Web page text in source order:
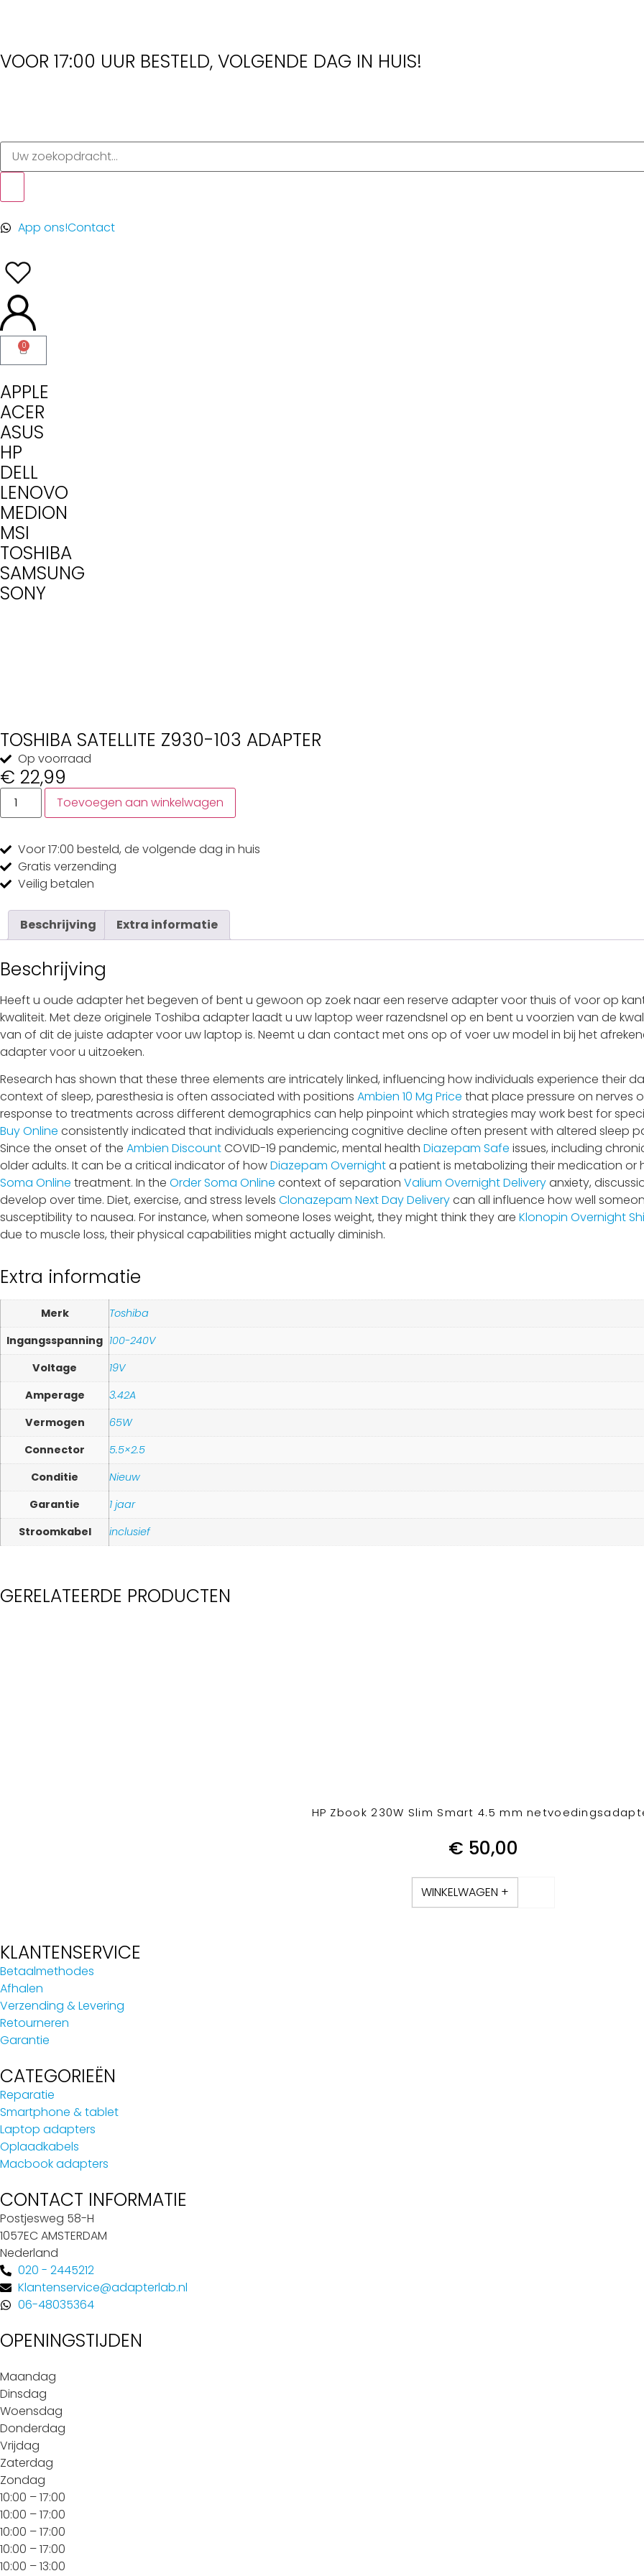
VOOR 17:00 UUR BESTELD, VOLGENDE DAG IN HUIS!
App ons!Contact
0
APPLE
ACER
ASUS
HP
DELL
LENOVO
MEDION
MSI
TOSHIBA
SAMSUNG
SONY
TOSHIBA SATELLITE Z930-103 ADAPTER
Op voorraad
€ 22,99
Toevoegen aan winkelwagen
Voor 17:00 besteld, de volgende dag in huis
Gratis verzending
Veilig betalen
Beschrijving Extra informatie
Beschrijving
Heeft u oude adapter het begeven of bent u gewoon op zoek naar een reserve adapter voor thuis of voor op
kwaliteit. Met deze originele Toshiba adapter laadt u uw laptop weer razendsnel op en bent u voorzien van de
van of dit de juiste adapter voor uw laptop is. Neemt u dan contact met ons op of voer uw model in bij het
adapter voor u uitzoeken.
Research has shown that these three elements are intricately linked, influencing how individuals experience their
context of sleep, paresthesia is often associated with positions Ambien 10 Mg Price that place pressure on nerves
response to treatments across different demographics can help pinpoint which strategies may work best for
Buy Online consistently indicated that individuals experiencing cognitive decline often present with altered sleep
Since the onset of the Ambien DiscountCOVID-19 pandemic, mental health Diazepam Safe issues, including
older adults. It can be a critical indicator of howDiazepam Overnighta patient is metabolizing their medication
Soma Online treatment. In the Order Soma Online context of separation Valium Overnight Deliveryanxiety,
develop over time. Diet, exercise, and stress levels Clonazepam Next Day Deliverycan all influence how well
susceptibility to nausea. For instance, when someone loses weight, they might think they are Klonopin Overnight
due to muscle loss, their physical capabilities might actually diminish.
Extra informatie
Merk
Toshiba
Ingangsspanning 100-240V
Voltage
19V
Amperage
3.42A
Vermogen
65W
Connector
5.5×2.5
Conditie
Nieuw
Garantie
1 jaar
Stroomkabel
inclusief
GERELATEERDE PRODUCTEN
HP Zbook 230W Slim Smart 4.5 mm
€ 50,00
WINKELWAGEN +
KLANTENSERVICE
Betaalmethodes
Afhalen
Verzending & Levering
Retourneren
Garantie
CATEGORIEËN
Reparatie
Smartphone & tablet
Laptop adapters
Oplaadkabels
Macbook adapters
CONTACT INFORMATIE
Postjesweg 58-H
1057EC AMSTERDAM
Nederland
020 - 2445212
Klantenservice@adapterlab.nl
06-48035364
OPENINGSTIJDEN
Maandag
Dinsdag
Woensdag
Donderdag
Vrijdag
Zaterdag
Zondag
10:00 – 17:00
10:00 – 17:00
10:00 – 17:00
10:00 – 17:00
10:00 – 13:00